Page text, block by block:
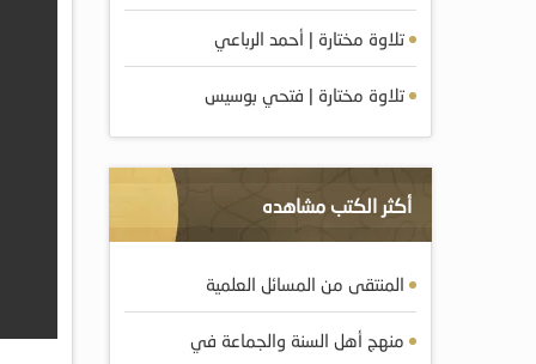
تلاوة مختارة | أحمد الرباعي
تلاوة مختارة | فتحي بوسيس
أكثر الكتب مشاهده
المنتقى من المسائل العلمية
منهج أهل السنة والجماعة في